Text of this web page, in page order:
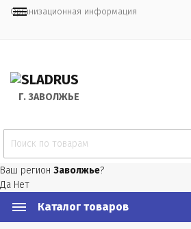
Организационная информация
Г. ЗАВОЛЖЬЕ
Ваш регион Заволжье?
Да Нет
Каталог товаров